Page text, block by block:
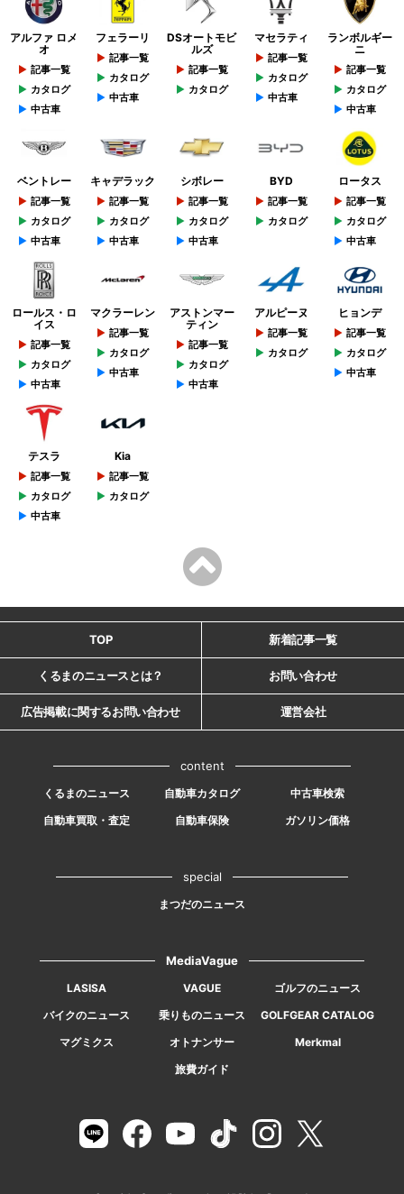
アルファ ロメ
オ
記事一覧
カタログ
中古車
フェラーリ
記事一覧
カタログ
中古車
DSオートモビ
ルズ
記事一覧
カタログ
マセラティ
記事一覧
カタログ
中古車
ランボルギー
ニ
記事一覧
カタログ
中古車
ベントレー
記事一覧
カタログ
中古車
キャデラック
記事一覧
カタログ
中古車
シボレー
記事一覧
カタログ
中古車
BYD
記事一覧
カタログ
ロータス
記事一覧
カタログ
中古車
ロールス・ロ
イス
記事一覧
カタログ
中古車
マクラーレン
記事一覧
カタログ
中古車
アストンマー
ティン
記事一覧
カタログ
中古車
アルピーヌ
記事一覧
カタログ
ヒョンデ
記事一覧
カタログ
中古車
テスラ
記事一覧
カタログ
中古車
Kia
記事一覧
カタログ
TOP 新着記事一覧
くるまのニュースとは？ お問い合わせ
広告掲載に関するお問い合わせ 運営会社
content
くるまのニュース 自動車カタログ
中古車検索
自動車買取・査定
自動車保険 ガソリン価格
special
まつだのニュース
MediaVague
LASISA VAGUE
ゴルフのニュース
バイクのニュース
乗りものニュース
GOLFGEAR CATALOG
マグミクス
オトナンサー
Merkmal
旅費ガイド